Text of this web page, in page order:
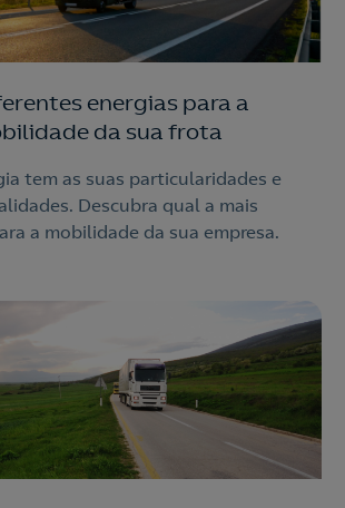
energias para a
da sua frota
tem as suas particularidades e
Descubra qual a mais
a mobilidade da sua empresa.